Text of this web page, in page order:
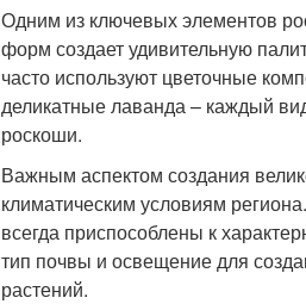
Одним из ключевых элементов
форм создает удивительную
часто используют цветочные
деликатные лаванда – каждый
роскоши.
Важным аспектом создания
климатическим условиям
всегда приспособлены к
тип почвы и освещение для
растений.